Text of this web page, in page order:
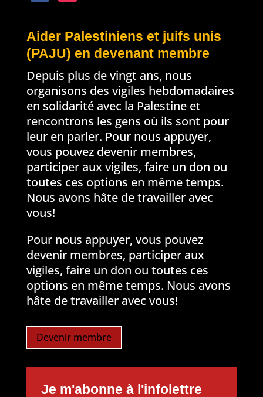
Aider Palestiniens et juifs unis
(PAJU) en devenant membre
Depuis plus de vingt ans, nous
organisons des vigiles hebdomadaires
en solidarité avec la Palestine et
rencontrons les gens où ils sont pour
leur en parler. Pour nous appuyer,
vous pouvez devenir membres,
participer aux vigiles, faire un don ou
toutes ces options en même temps.
Nous avons hâte de travailler avec
vous!
Pour nous appuyer, vous pouvez
devenir membres, participer aux
vigiles, faire un don ou toutes ces
options en même temps. Nous avons
hâte de travailler avec vous!
Devenir membre
Je m'abonne à l'infolettre